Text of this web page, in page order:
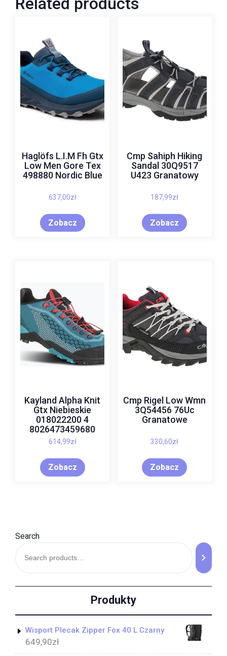
Haglöfs L.I.M Fh Gtx
Low Men Gore Tex
498880 Nordic Blue
637,00zł
Zobacz
Cmp Sahiph Hiking
Sandal 30Q9517
U423 Granatowy
187,99zł
Zobacz
Kayland Alpha Knit
Gtx Niebieskie
018022200 4
8026473459680
614,99zł
Zobacz
Cmp Rigel Low Wmn
3Q54456 76Uc
Granatowe
330,60zł
Zobacz
Search
Produkty
Wisport Plecak Zipper Fox 40 L Czarny
649,90zł